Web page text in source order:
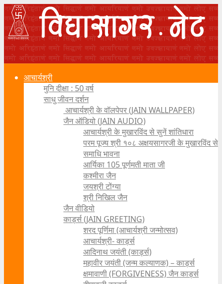
आचार्यश्री
मुनि दीक्षा : 50 वर्ष
साधु जीवन दर्शन
आचार्यश्री के वॉलपेपर (JAIN WALLPAPER)
जैन ऑडियो (JAIN AUDIO)
आचार्यश्री के मुखारविंद से सुनें शांतिधारा
परम पूज्य श्री १०८ अक्षयसागरजी के मुखारविंद से
समाधि भावना
आर्यिका 105 पूर्णमती माता जी
कश्मीरा जैन
जयश्री टोंग्या
श्री निखिल जैन
जैन वीडियो
कार्ड्स (JAIN GREETING)
शरद पूर्णिमा (आचार्यश्री जन्मोत्सव)
आचार्यश्री- कार्ड्स
आदिनाथ जयंती (कार्ड्स)
महावीर जयंती (जन्म कल्याणक) – कार्ड्स
क्षमावाणी (FORGIVENESS) जैन कार्ड्स